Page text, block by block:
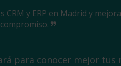
CRM y ERP en Madrid y
para conocer mejor tus